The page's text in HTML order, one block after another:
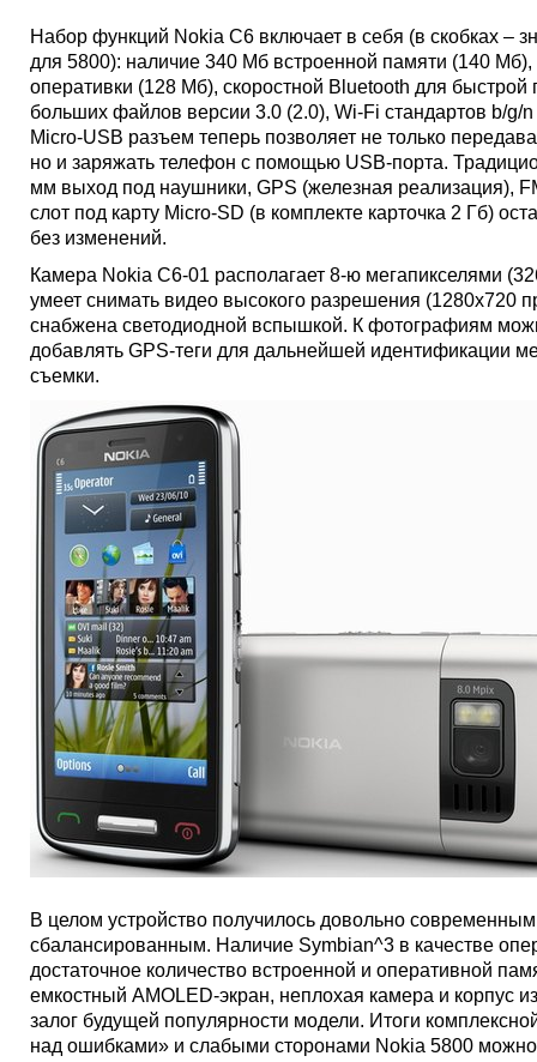
Набор функций Nokia C6 включает в себя (в скобках –
для 5800): наличие 340 Мб встроенной памяти (140
оперативки (128 Мб), скоростной Bluetooth для быстрой
больших файлов версии 3.0 (2.0), Wi-Fi стандартов b/g/n
Micro-USB разъем теперь позволяет не только
но и заряжать телефон с помощью USB-порта.
мм выход под наушники, GPS (железная реализация),
слот под карту Micro-SD (в комплекте карточка 2 Гб)
без изменений.
Камера Nokia C6-01 располагает 8-ю мегапикселями
умеет снимать видео высокого разрешения (1280х720
снабжена светодиодной вспышкой. К фотографиям
добавлять GPS-теги для дальнейшей идентификации
съемки.
В целом устройство получилось довольно
сбалансированным. Наличие Symbian^3 в качестве
достаточное количество встроенной и оперативной
емкостный AMOLED-экран, неплохая камера и корпус
залог будущей популярности модели. Итоги
над ошибками» и слабыми сторонами Nokia 5800 можно